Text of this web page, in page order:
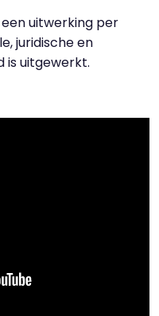
uitwerking per
juridische en
is uitgewerkt.